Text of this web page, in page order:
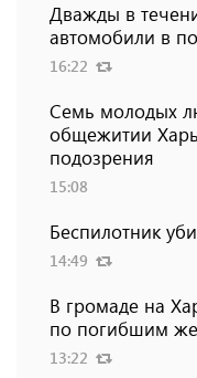
Дважды в
автомобили в
16:22
Семь молодых
общежитии
подозрения
15:08
Беспилотник
14:49
В громаде на
по погибшим
13:22